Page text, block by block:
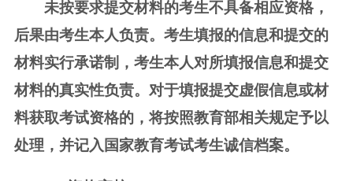
未按要求提交材料的考生不具备相应资格，
后果由考生本人负责。考生填报的信息和提交的
材料实行承诺制，考生本人对所填报信息和提交
材料的真实性负责。对于填报提交虚假信息或材
料获取考试资格的，将按照教育部相关规定予以
处理，并记入国家教育考试考生诚信档案。